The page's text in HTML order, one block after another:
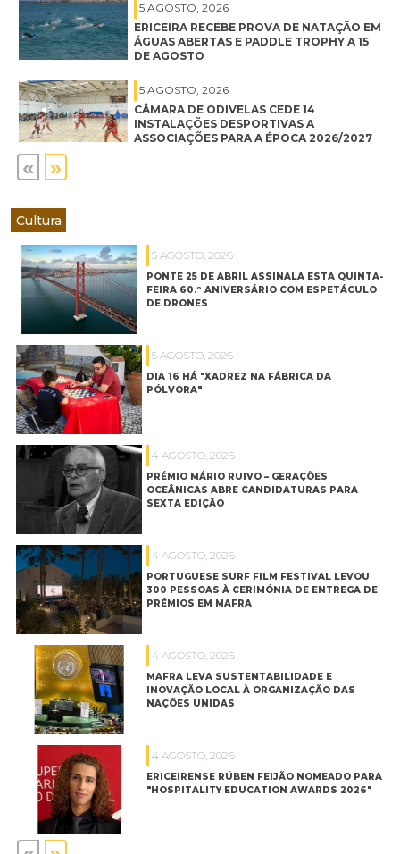
5 AGOSTO, 2026
ERICEIRA RECEBE PROVA DE NATAÇÃO EM
ÁGUAS ABERTAS E PADDLE TROPHY A 15
DE AGOSTO
5 AGOSTO, 2026
CÂMARA DE ODIVELAS CEDE 14
INSTALAÇÕES DESPORTIVAS A
ASSOCIAÇÕES PARA A ÉPOCA 2026/2027
« »
Cultura
5 AGOSTO, 2026
PONTE 25 DE ABRIL ASSINALA ESTA QUINTA-
FEIRA 60.º ANIVERSÁRIO COM ESPETÁCULO
DE DRONES
5 AGOSTO, 2026
DIA 16 HÁ "XADREZ NA FÁBRICA DA
PÓLVORA"
4 AGOSTO, 2026
PRÉMIO MÁRIO RUIVO – GERAÇÕES
OCEÂNICAS ABRE CANDIDATURAS PARA
SEXTA EDIÇÃO
4 AGOSTO, 2026
PORTUGUESE SURF FILM FESTIVAL LEVOU
300 PESSOAS À CERIMÓNIA DE ENTREGA DE
PRÉMIOS EM MAFRA
4 AGOSTO, 2026
MAFRA LEVA SUSTENTABILIDADE E
INOVAÇÃO LOCAL À ORGANIZAÇÃO DAS
NAÇÕES UNIDAS
4 AGOSTO, 2026
ERICEIRENSE RÚBEN FEIJÃO NOMEADO PARA
"HOSPITALITY EDUCATION AWARDS 2026"